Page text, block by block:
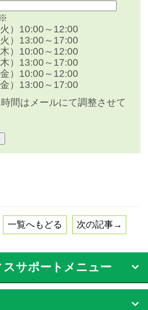
）10:00～12:00
）13:00～17:00
）10:00～12:00
）13:00～17:00
）10:00～12:00
）13:00～17:00
間はメールにて調整させて
一覧へもどる 次の記事→
サポートメニュー